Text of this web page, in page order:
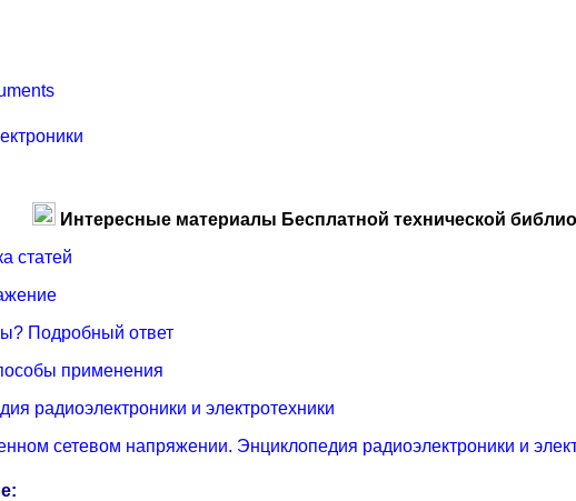
Интересные материалы Бесплатной технической
статей
Подробный ответ
применения
радиоэлектроники и электротехники
сетевом напряжении. Энциклопедия радиоэлектроники и